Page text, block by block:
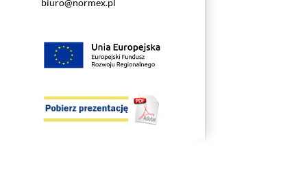
biuro@normex.pl